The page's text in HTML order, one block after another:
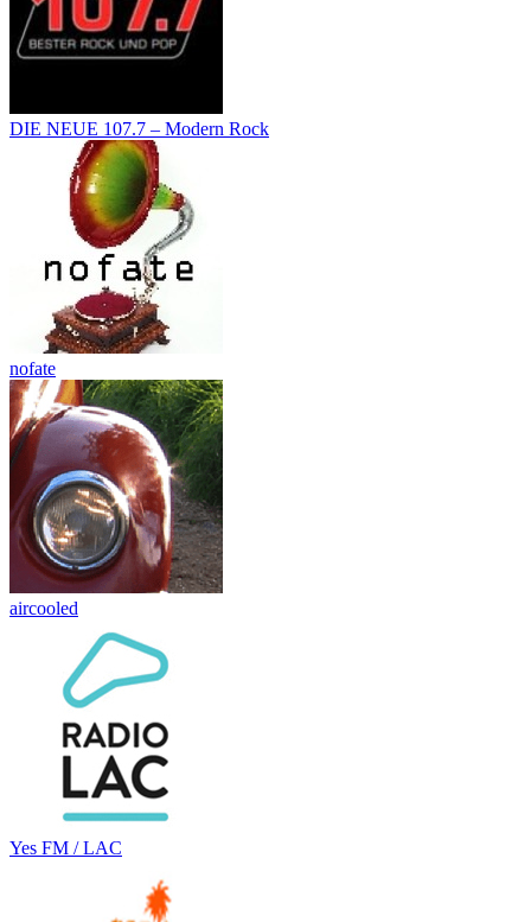
DIE NEUE 107.7 – Modern Rock
nofate
aircooled
Yes FM / LAC